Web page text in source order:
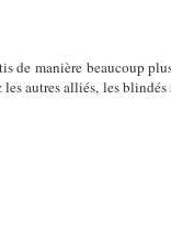
de manière beaucoup
autres alliés, les